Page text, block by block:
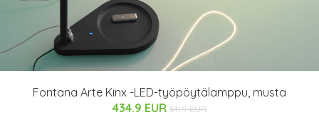
Fontana Arte Kinx -LED-työpöytälamppu, musta
434.9 EUR 511.9 EUR